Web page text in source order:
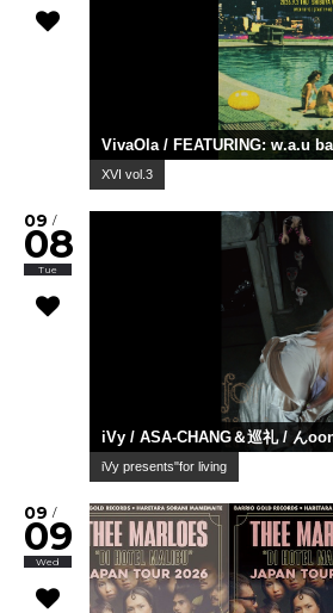
VivaOla / FEATURING: w.a.u
XVI vol.3
09 /
08
Tue
iVy / ASA-CHANG＆巡礼 / ん
iVy presents"for living
09 /
09
Wed